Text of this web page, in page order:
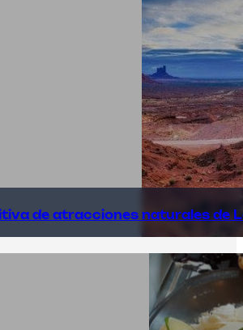
de atracciones naturales de